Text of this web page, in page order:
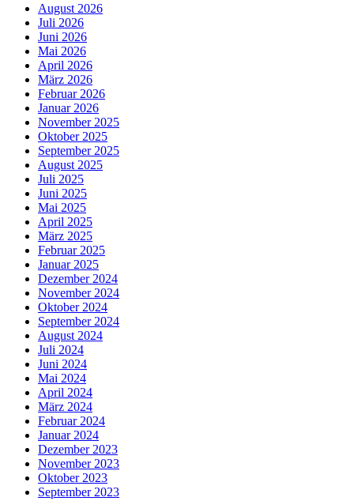
August 2026
Juli 2026
Juni 2026
Mai 2026
April 2026
März 2026
Februar 2026
Januar 2026
November 2025
Oktober 2025
September 2025
August 2025
Juli 2025
Juni 2025
Mai 2025
April 2025
März 2025
Februar 2025
Januar 2025
Dezember 2024
November 2024
Oktober 2024
September 2024
August 2024
Juli 2024
Juni 2024
Mai 2024
April 2024
März 2024
Februar 2024
Januar 2024
Dezember 2023
November 2023
Oktober 2023
September 2023